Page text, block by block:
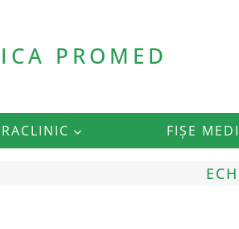
PROMED
FIȘE